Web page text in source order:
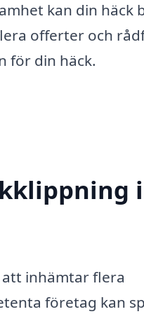
kan din häck
offerter och
för din häck.
i
inhämtar flera
företag kan